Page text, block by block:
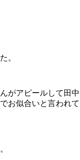
。
がアピールして田中
お似合いと言われて